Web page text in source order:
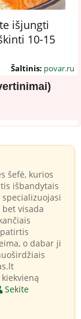
išjungti
10-15
Šaltinis: povar.ru
šefė, kurios
išbandytais
visada
o dabar ji
Sekite